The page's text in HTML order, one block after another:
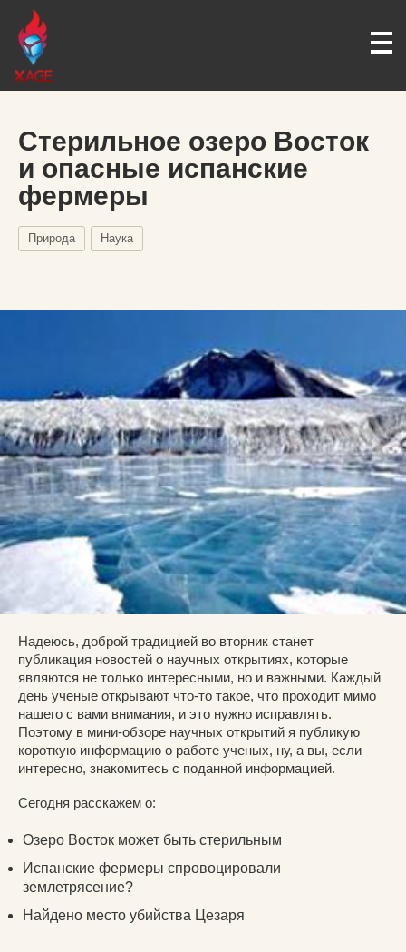
Стерильное озеро Восток
и опасные испанские
фермеры
Природа Наука
Надеюсь, доброй традицией во вторник станет
публикация новостей о научных открытиях, которые
являются не только интересными, но и важными. Каждый
день ученые открывают что-то такое, что проходит мимо
нашего с вами внимания, и это нужно исправлять.
Поэтому в мини-обзоре научных открытий я публикую
короткую информацию о работе ученых, ну, а вы, если
интересно, знакомитесь с поданной информацией.
Сегодня расскажем о:
Озеро Восток может быть стерильным
Испанские фермеры спровоцировали
землетрясение?
Найдено место убийства Цезаря